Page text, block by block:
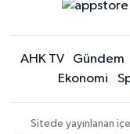
AHK TV Gündem
Ekonomi
Sitede yayınlanan